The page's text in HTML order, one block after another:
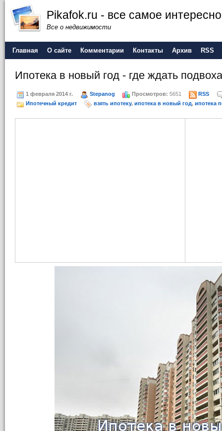
Pikafok.ru - все самое
Все о недвижимости
Главная О сайте Комментарии Контакты Архив RSS
Ипотека в новый год - где ждать
1 февраля 2014 г. Stepanog Просмотров: 5651
RSS
Ипотечный кредит
взять ипотеку, ипотека в новый год, ипотека